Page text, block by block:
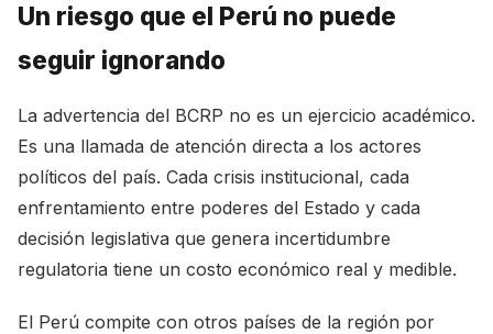
Un riesgo que el Perú no puede
seguir ignorando
La advertencia del BCRP no es un ejercicio académico.
Es una llamada de atención directa a los actores
políticos del país. Cada crisis institucional, cada
enfrentamiento entre poderes del Estado y cada
decisión legislativa que genera incertidumbre
regulatoria tiene un costo económico real y medible.
El Perú compite con otros países de la región por